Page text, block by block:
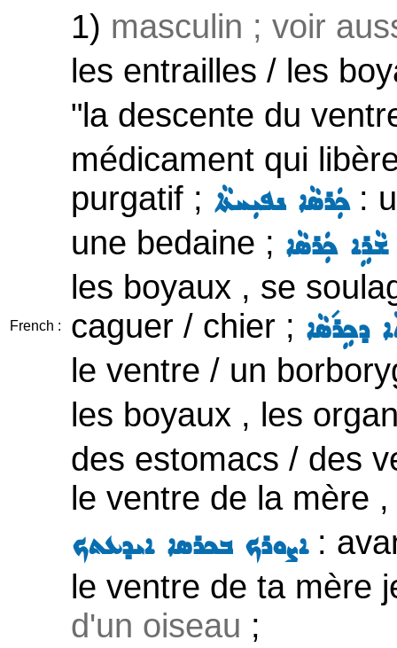
French :
1) masculin ; voir
les entrailles / les
"la descente du
médicament qui
purgatif ; ܟܲܪܣܵܐ ܢܦܝܼܚܬܵܐ:
une bedaine ; ܫܵܪܹܐ ܟܲܪܣܵܐ
les boyaux , se
caguer / chier ; ܕܟܹܪ݇ܣܵܐ
le ventre / un
les boyaux , les
des estomacs / des
le ventre de la mère
ܐܨܘܪܟ ܒܟܪܣܐ ܐܝܕܥܬܟ:
le ventre de ta mère
d'un oiseau ;